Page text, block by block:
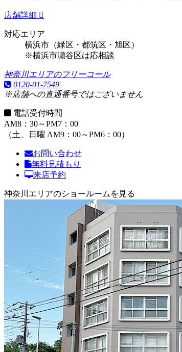
店舗詳細
対応エリア
横浜市（緑区・都筑区・旭区）
※横浜市瀬谷区は応相談
神奈川エリアのフリーコール
0120-01-7549
※店舗への直通番号ではございません
電話受付時間
AM8：30～PM7：00
（土、日曜 AM9：00～PM6：00）
お問い合わせ
無料見積もり
来店予約
神奈川エリアのショールームを見る